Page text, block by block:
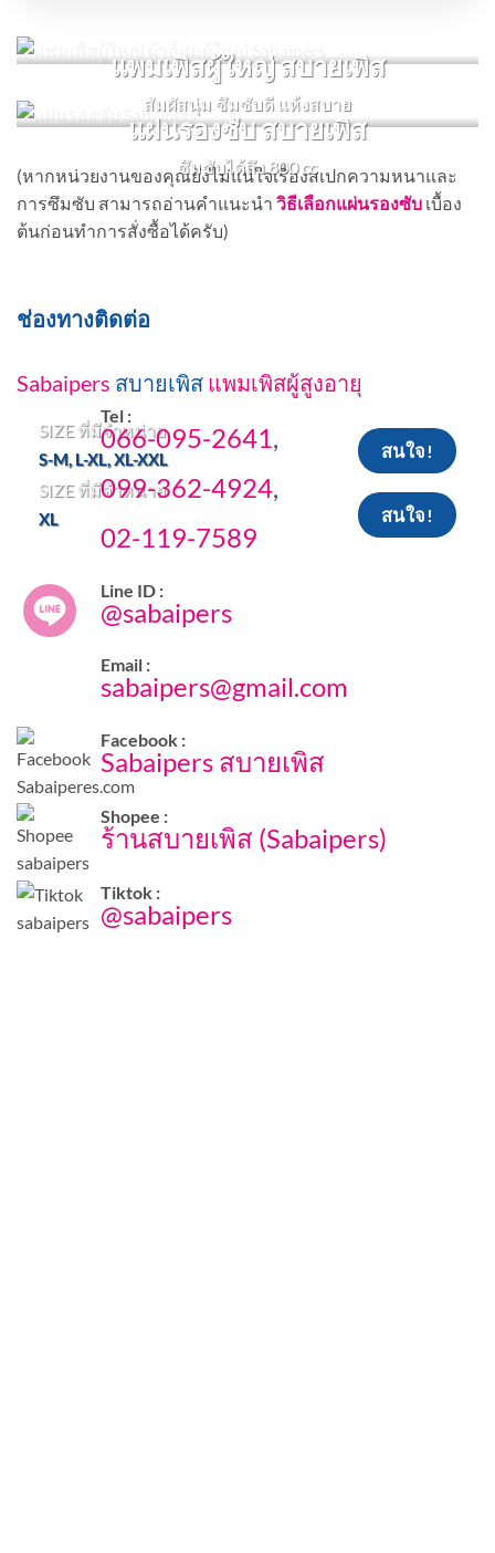
แพมเพิสผู้ใหญ่ สบายเพิส
สัมผัสนุ่ม ซึมซับดี แห้งสบาย
SIZE ที่มีจำหน่าย
S-M, L-XL, XL-XXL สนใจ!
แผ่นรองซับ สบายเพิส
ซึมซับได้ถึง 800 cc
SIZE ที่มีจำหน่าย
XL สนใจ!
(หากหน่วยงานของคุณยังไม่แน่ใจเรื่องสเปกความหนาและ
การซึมซับ สามารถอ่านคำแนะนำ วิธีเลือกแผ่นรองซับ เบื้อง
ต้นก่อนทำการสั่งซื้อได้ครับ)
ช่องทางติดต่อ
Sabaipers สบายเพิส แพมเพิสผู้สูงอายุ
Tel :
066-095-2641,
099-362-4924,
02-119-7589
Line ID :
@sabaipers
Email :
sabaipers@gmail.com
Facebook :
Sabaipers สบายเพิส
Shopee :
ร้านสบายเพิส (Sabaipers)
Tiktok :
@sabaipers